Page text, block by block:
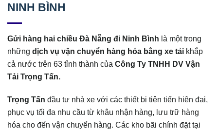
NINH BÌNH
Gửi hàng hai chiều Đà Nẵng đi Ninh Bình là một trong
những dịch vụ vận chuyển hàng hóa bằng xe tải khắp
cả nước trên 63 tỉnh thành của Công Ty TNHH DV Vận
Tải Trọng Tấn.
Trọng Tấn đầu tư nhà xe với các thiết bị tiên tiến hiện đại,
phục vụ tối đa nhu cầu từ khâu nhận hàng, lưu trữ hàng
hóa cho đến vận chuyển hàng. Các kho bãi chính đặt tại